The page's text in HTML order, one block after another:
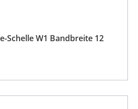
Schelle W1 Bandbreite 12